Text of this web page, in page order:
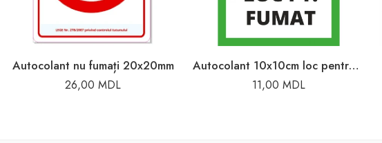
Autocolant nu fumați 20x20mm
26,00 MDL
Autocolant 10x10cm loc pentru fumat
11,00 MDL